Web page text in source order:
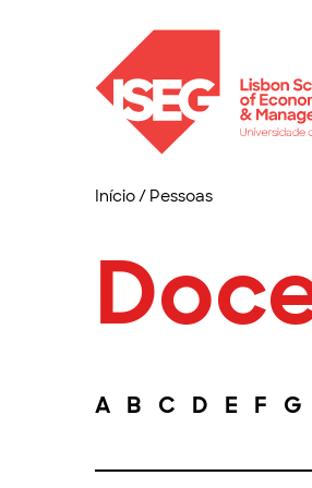
Início/ Pessoas
A B C D E F G